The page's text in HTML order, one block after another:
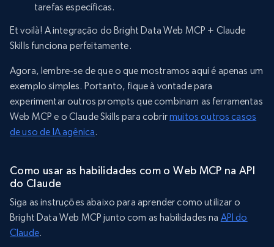
tarefas específicas.
Et voilà! A integração do Bright Data Web MCP + Claude
Skills funciona perfeitamente.
Agora, lembre-se de que o que mostramos aqui é apenas um
exemplo simples. Portanto, fique à vontade para
experimentar outros prompts que combinam as ferramentas
Web MCP e o Claude Skills para cobrirmuitos outros casos
de uso de IA agênica.
Como usar as habilidades com o Web MCP na API
do Claude
Siga as instruções abaixo para aprender como utilizar o
Bright Data Web MCP junto com as habilidades na API do
Claude.